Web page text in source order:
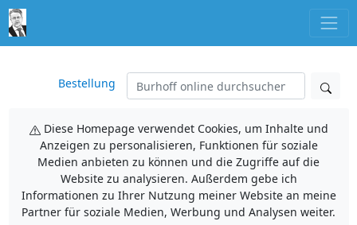
Bestellung
Diese Homepage verwendet Cookies, um Inhalte und
Anzeigen zu personalisieren, Funktionen für soziale
Medien anbieten zu können und die Zugriffe auf die
Website zu analysieren. Außerdem gebe ich
Informationen zu Ihrer Nutzung meiner Website an meine
Partner für soziale Medien, Werbung und Analysen weiter.